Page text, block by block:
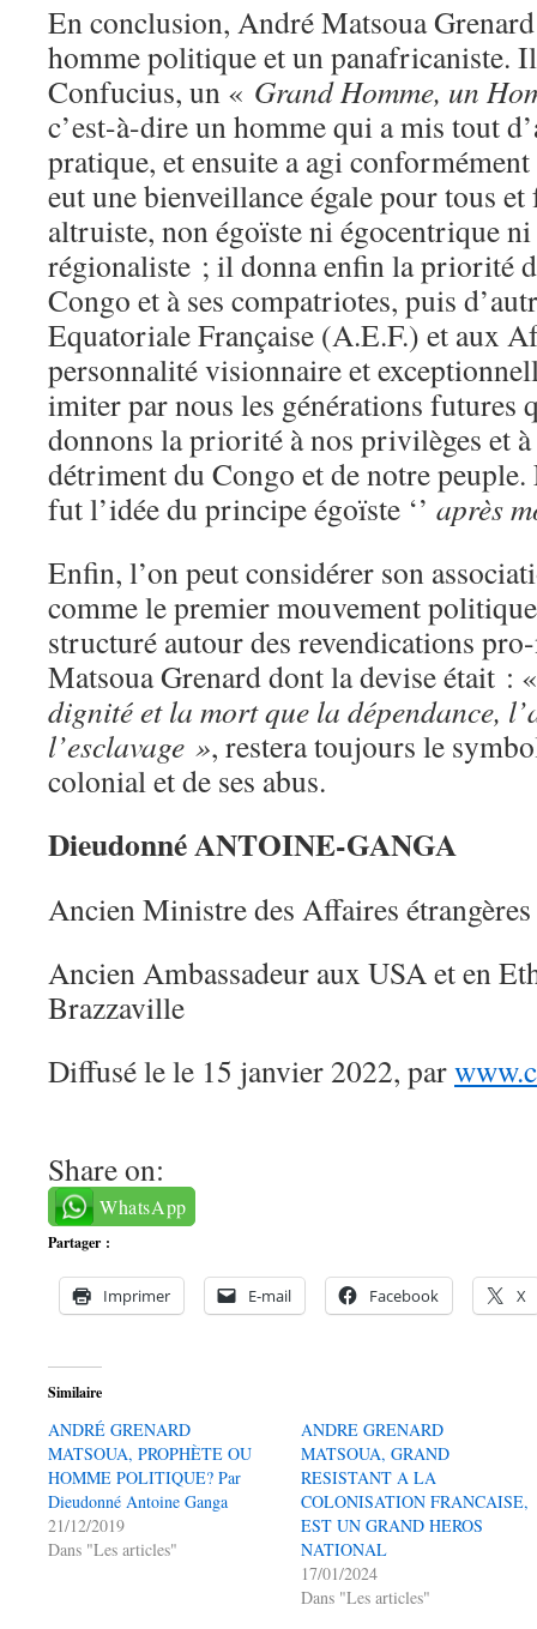
En conclusion, André Matsoua
homme politique et un panafricaniste.
Confucius, un « Grand Homme, un
c’est-à-dire un homme qui a mis tout
pratique, et ensuite a agi
eut une bienveillance égale pour tous
altruiste, non égoïste ni égocentrique
régionaliste ; il donna enfin la priorité
Congo et à ses compatriotes, puis
Equatoriale Française (A.E.F.) et aux
personnalité visionnaire et
imiter par nous les générations futures
donnons la priorité à nos privilèges et à
détriment du Congo et de notre
fut l’idée du principe égoïste ‘’ après
Enfin, l’on peut considérer son
comme le premier mouvement
structuré autour des revendications
Matsoua Grenard dont la devise était :
dignité et la mort que la dépendance,
l’esclavage », restera toujours le
colonial et de ses abus.
Dieudonné ANTOINE-GANGA
Ancien Ministre des Affaires
Ancien Ambassadeur aux USA et en
Brazzaville
Diffusé le le 15 janvier 2022, par
Share on:
WhatsApp
Partager :
Imprimer E-mail Facebook X
Similaire
ANDRÉ GRENARD
MATSOUA, PROPHÈTE OU
HOMME POLITIQUE? Par
Dieudonné Antoine Ganga
21/12/2019
Dans "Les articles"
ANDRE GRENARD
MATSOUA, GRAND
RESISTANT A LA
COLONISATION FRANCAISE,
EST UN GRAND HEROS
NATIONAL
17/01/2024
Dans "Les articles"